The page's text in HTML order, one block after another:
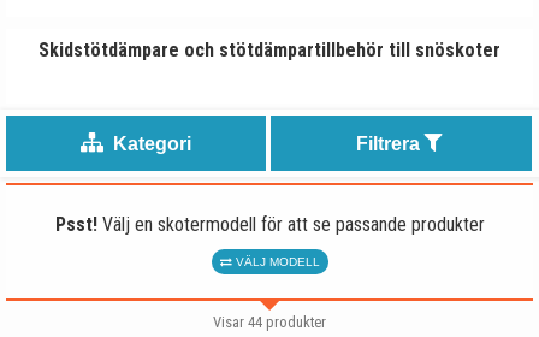
Skidstötdämpare och stötdämpartillbehör till snöskoter
Kategori Filtrera
Psst!Välj en skotermodell för att se passande produkter
VÄLJ MODELL
Visar 44 produkter